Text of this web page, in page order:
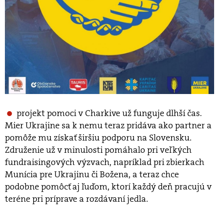
projekt pomoci v Charkive už funguje dlhší čas.
Mier Ukrajine sa k nemu teraz pridáva ako partner a
pomôže mu získať širšiu podporu na Slovensku.
Združenie už v minulosti pomáhalo pri veľkých
fundraisingových výzvach, napríklad pri zbierkach
Munícia pre Ukrajinu či Božena, a teraz chce
podobne pomôcť aj ľuďom, ktorí každý deň pracujú v
teréne pri príprave a rozdávaní jedla.